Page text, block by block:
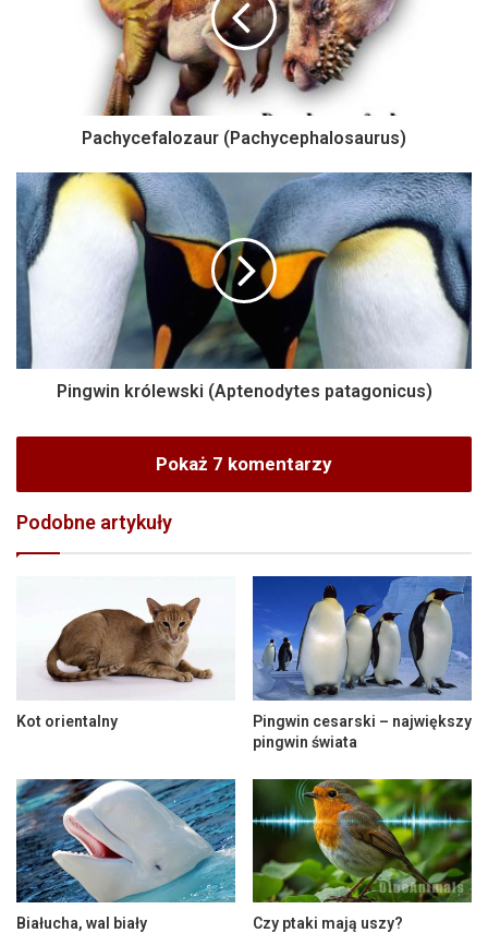
Pachycefalozaur (Pachycephalosaurus)
Pingwin królewski (Aptenodytes patagonicus)
Pokaż 7 komentarzy
Podobne artykuły
Kot orientalny
Pingwin cesarski – największy
pingwin świata
Białucha, wal biały
Czy ptaki mają uszy?